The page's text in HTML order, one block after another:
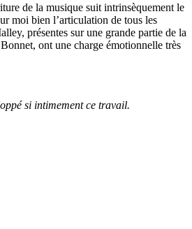
de la musique suit intrinsèquement le
moi bien l’articulation de tous les
présentes sur une grande partie de la
ont une charge émotionnelle très
si intimement ce travail.